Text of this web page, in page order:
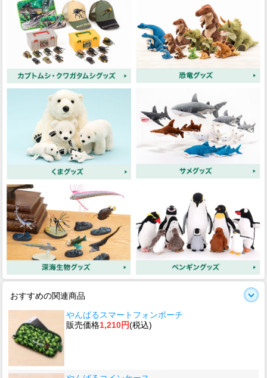
おすすめの関連商品
やんばるスマートフォンポーチ
販売価格1,210円(税込)